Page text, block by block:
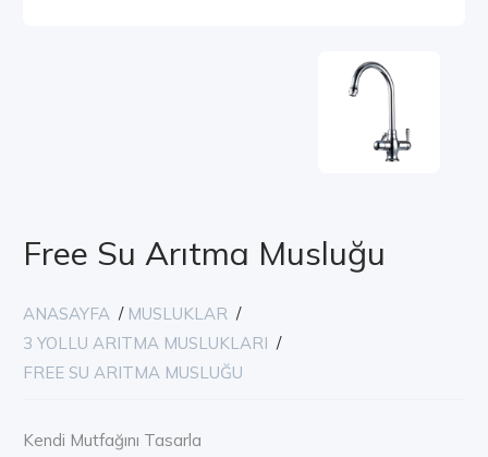
Free Su Arıtma Musluğu
ANASAYFA / MUSLUKLAR /
3 YOLLU ARITMA MUSLUKLARI /
FREE SU ARITMA MUSLUĞU
Kendi Mutfağını Tasarla